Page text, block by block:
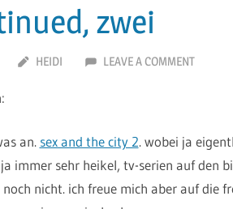
zwei
HEIDI LEAVE A COMMENT
an. sex and the city 2. wobei ja
immer sehr heikel, tv-serien auf den
nicht. ich freue mich aber auf die